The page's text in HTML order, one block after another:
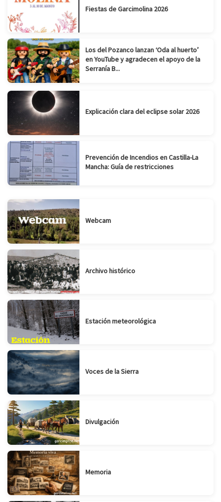
Fiestas de Garcimolina 2026
Los del Pozanco lanzan ‘Oda al huerto’
en YouTube y agradecen el apoyo de la
Serranía B...
Explicación clara del eclipse solar 2026
Prevención de Incendios en Castilla-La
Mancha: Guía de restricciones
Webcam
Archivo histórico
Estación meteorológica
Voces de la Sierra
Divulgación
Memoria